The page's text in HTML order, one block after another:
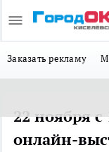
Заказать рекламу
22 ноября с
онлайн-